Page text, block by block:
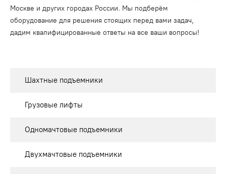
Москве и других городах России. Мы подберём
оборудование для решения стоящих перед вами задач,
дадим квалифицированные ответы на все ваши вопросы!
Шахтные подъемники
Грузовые лифты
Одномачтовые подъемники
Двухмачтовые подъемники